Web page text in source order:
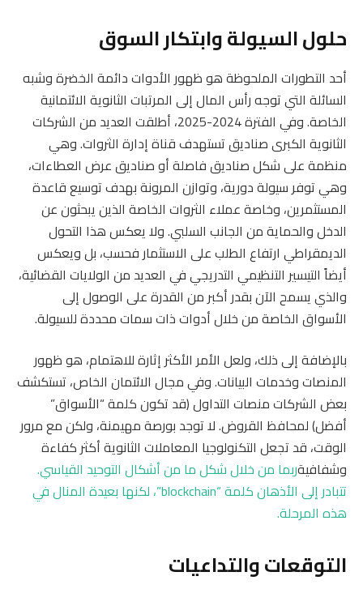
حلول السيولة وابتكار السوق
أحد التطورات الملحوظة هو ظهور الأدوات دائمة الخضرة وشبه
السائلة التي توجه رأس المال إلى المرتبات الثانوية الائتمانية
الخاصة. وفي الفترة 2024-2025، أطلقت العديد من الشركات
الثانوية الكبرى صناديق تستهدف قناة إدارة الثروات. وهي
منظمة على شكل صناديق فاصلة أو صناديق عرض العطاءات،
وهي توفر سيولة دورية، وتوازن المرونة بهدف توسيع قاعدة
المستثمرين، وخاصة عملاء الثروات الخاصة الذين يبحثون عن
الدخل والحماية من الجانب السلبي. ولا يعكس هذا التحول
الديمقراطي ارتفاع الطلب على الاستثمار فحسب، بل ويعكس
أيضاً التيسير التنظيمي التدريجي في العديد من الولايات القضائية،
والذي يسمح الآن بقدر أكبر من القدرة على الوصول إلى
الأسواق الخاصة من خلال أدوات ذات سمات محددة للسيولة.
بالإضافة إلى ذلك، ولعل الأمر الأكثر إثارة للاهتمام، هو ظهور
المنصات وخدمات البيانات. وفي مجال الائتمان الخاص، تستكشف
بعض الشركات منصات التداول (قد تكون كلمة “الأسواق”
أفضل) لمحافظ القروض. لا توجد بورصة مهيمنة، ولكن مع مرور
الوقت، قد تجعل التكنولوجيا المعاملات الثانوية أكثر كفاءة
وشفافيةربما من خلال شكل ما من أشكال التوحيد القياسي.
تتبادر إلى الأذهان كلمة “blockchain”، لكنها بعيدة المنال في
هذه المرحلة.
التوقعات والتداعيات